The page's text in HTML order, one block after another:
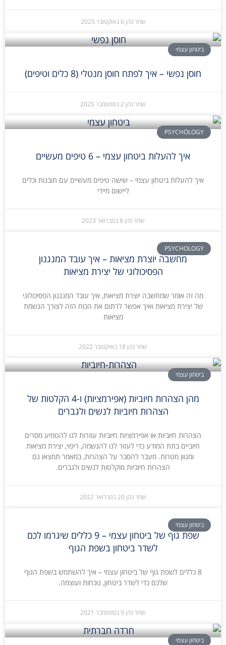
שחר כהן 6 באוקטובר 2025
ביטחון עצמי
חוסן נפשי – איך לפתח חוסן מנטלי (8 כלים וטיפים)
שחר כהן 2 בספטמבר 2025
PSYCHOLOGY
איך להעלות ביטחון עצמי – 6 טיפים מעשיים
איך להעלות ביטחון עצמי – שישה טיפים מעשיים עם תובנות וכלים
ליישום מיידי
שחר כהן 8 בפברואר 2023
PSYCHOLOGY
מחשבה יוצרת מציאות – איך עובד המנגנון
הפסיכולוגי של יצירת מציאות
מה זה אומר שמחשבה יוצרת מציאות, איך עובד המנגנון הפסיכולוגי
של יצירת מציאות ואיך אפשר לרתום את הכוח הזה לצורך הגשמת
מציאות
שחר כהן 18 באוקטובר 2022
ביטחון עצמי
מהן הצהרות חיוביות (אפירמציות) ו-4 הקלטות של
הצהרות חיוביות לנשים ולגברים
הצהרות חיוביות או אפירמציות חיוביות עוזרות לנו להטמיע מסרים
חיוביים בתת המודע כדי לעזור לנו להגשמה, ריפוי, יצירת מציאות
ומגוון מטרות. מעבר להסבר על הצהרות, במאמר תמצאו גם
הצהרות חיוביות מוקלטות לנשים ולגברים.
שחר כהן 20 בפברואר 2022
ביטחון עצמי
שפת גוף של ביטחון עצמי – 9 כללים שיגרמו לכם
לשדר ביטחון בשפת הגוף
8 כללים לשפת גוף של ביטחון עצמי – איך להשתמש בשפת הגוף
שלכם כדי לשדר ביטחון, נוכחות ועוצמה.
שחר כהן 9 בספטמבר 2021
ביטחון עצמי